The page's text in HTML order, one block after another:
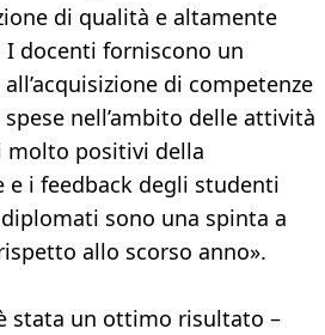
di qualità e altamente
I docenti forniscono un
di competenze
nell’ambito delle attività
molto positivi della
e i feedback degli studenti
sono una spinta a
allo scorso anno».
stata un ottimo risultato –